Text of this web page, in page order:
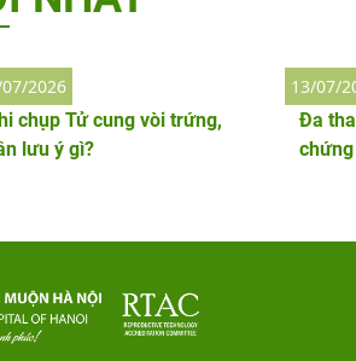
chụp Tử cung vòi trứng,
lưu ý gì?
2026
Đa
13/07/